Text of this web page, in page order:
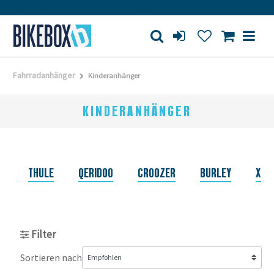
Fahrradanhänger Kinderanhänger
KINDERANHÄNGER
THULE QERIDOO CROOZER BURLEY XLC
Filter
Sortieren nach